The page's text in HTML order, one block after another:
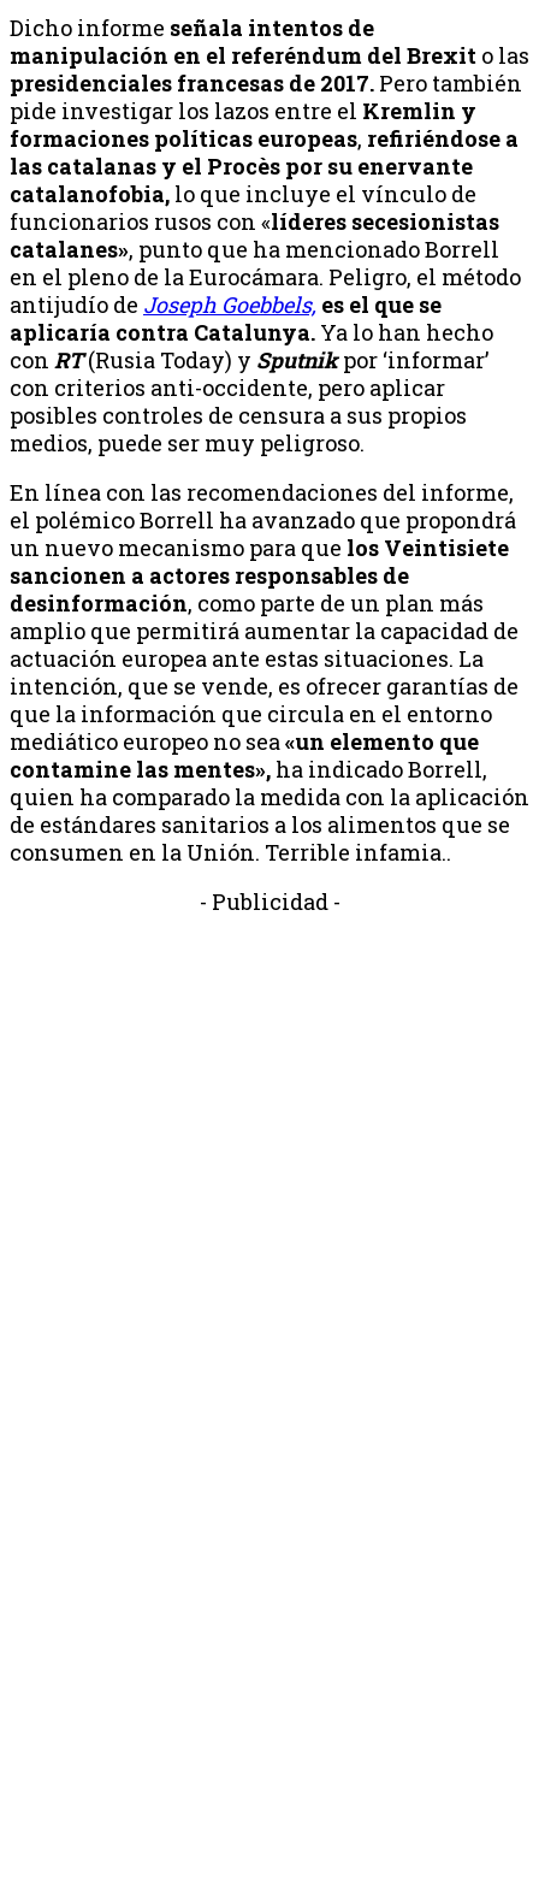
Dicho informe señala intentos de
manipulación en el referéndum del Brexit o las
presidenciales francesas de 2017. Pero también
pide investigar los lazos entre el Kremlin y
formaciones políticas europeas, refiriéndose a
las catalanas y el Procès por su enervante
catalanofobia, lo que incluye el vínculo de
funcionarios rusos con «líderes secesionistas
catalanes», punto que ha mencionado Borrell
en el pleno de la Eurocámara. Peligro, el método
antijudío de Joseph Goebbels, es el que se
aplicaría contra Catalunya. Ya lo han hecho
con RT(Rusia Today) y Sputnikpor ‘informar’
con criterios anti-occidente, pero aplicar
posibles controles de censura a sus propios
medios, puede ser muy peligroso.
En línea con las recomendaciones del informe,
el polémico Borrell ha avanzado que propondrá
un nuevo mecanismo para que los Veintisiete
sancionen a actores responsables de
desinformación, como parte de un plan más
amplio que permitirá aumentar la capacidad de
actuación europea ante estas situaciones. La
intención, que se vende, es ofrecer garantías de
que la información que circula en el entorno
mediático europeo no sea«un elemento que
contamine las mentes», ha indicado Borrell,
quien ha comparado la medida con la aplicación
de estándares sanitarios a los alimentos que se
consumen en la Unión. Terrible infamia..
- Publicidad -